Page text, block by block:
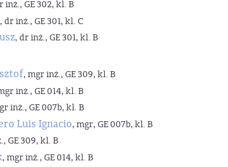
inż., GE 302, kl. B
, dr inż., GE 301, kl. C
, dr inż., GE 301, kl. B
, mgr inż., GE 309, kl. B
inż., GE 014, kl. B
inż., GE 007b, kl. B
Luis Ignacio, mgr, GE 007b, kl. B
GE 309, kl. B
, mgr inż., GE 014, kl. B